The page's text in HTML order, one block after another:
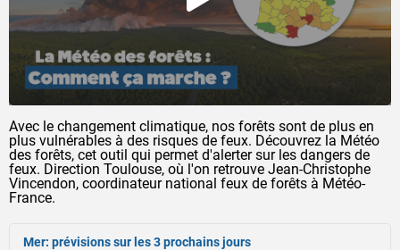
Avec le changement climatique, nos forêts sont de plus en
plus vulnérables à des risques de feux. Découvrez la Météo
des forêts, cet outil qui permet d'alerter sur les dangers de
feux. Direction Toulouse, où l'on retrouve Jean-Christophe
Vincendon, coordinateur national feux de forêts à Météo-
France.
Mer: prévisions sur les 3 prochains jours